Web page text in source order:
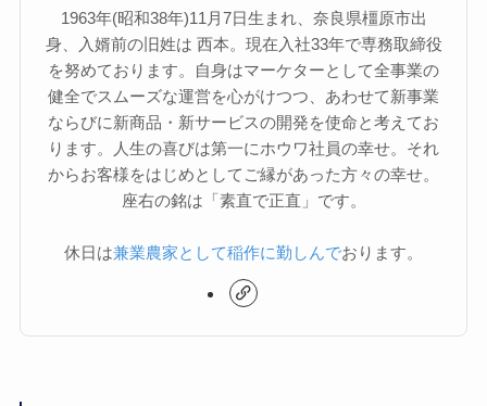
1963年(昭和38年)11月7日生まれ、奈良県橿原市出
身、入婿前の旧姓は 西本。現在入社33年で専務取締役
を努めております。自身はマーケターとして全事業の
健全でスムーズな運営を心がけつつ、あわせて新事業
ならびに新商品・新サービスの開発を使命と考えてお
ります。人生の喜びは第一にホウワ社員の幸せ。それ
からお客様をはじめとしてご縁があった方々の幸せ。
座右の銘は「素直で正直」です。
休日は兼業農家として稲作に勤しんでおります。